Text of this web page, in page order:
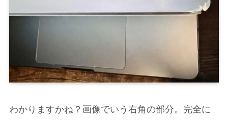
わかりますかね？画像でいう右角の部分。完全に